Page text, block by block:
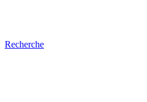
Recherche